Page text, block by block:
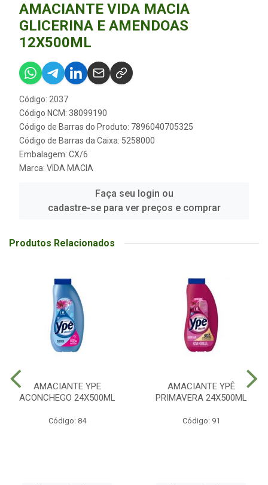
AMACIANTE VIDA MACIA
GLICERINA E AMENDOAS
12X500ML
Código: 2037
Código NCM: 38099190
Código de Barras do Produto: 7896040705325
Código de Barras da Caixa: 5258000
Embalagem: CX/6
Marca: VIDA MACIA
Faça seu login ou
cadastre-se para ver preços e comprar
Produtos Relacionados
AMACIANTE YPE
ACONCHEGO 24X500ML
Código: 84
AMACIANTE YPÊ
PRIMAVERA 24X500ML
Código: 91